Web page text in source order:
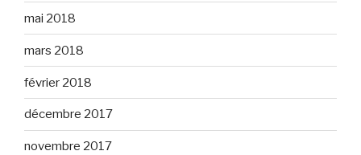
mai 2018
mars 2018
février 2018
décembre 2017
novembre 2017